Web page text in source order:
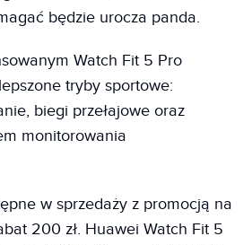
będzie urocza panda.
Watch Fit 5 Pro
tryby sportowe:
biegi przełajowe oraz
monitorowania
w sprzedaży z promocją na
200 zł. Huawei Watch Fit 5